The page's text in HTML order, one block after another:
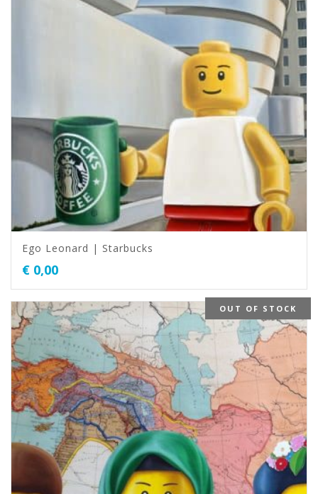
Ego Leonard | Starbucks
€ 0,00
OUT OF STOCK